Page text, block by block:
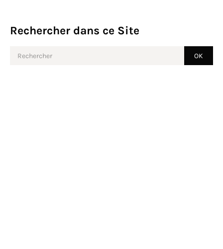
Rechercher dans ce Site